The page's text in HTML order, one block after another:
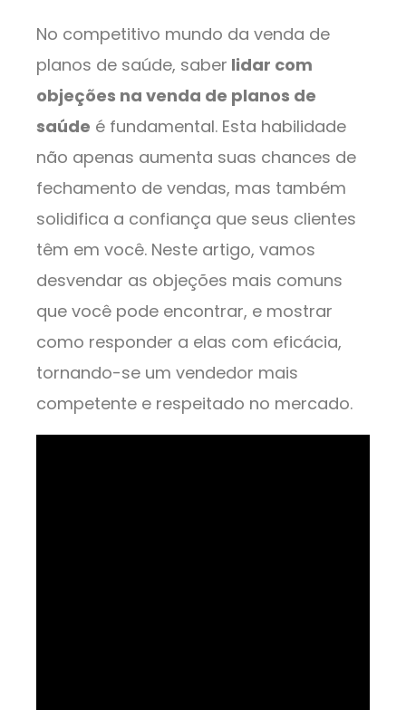
No competitivo mundo da venda de
planos de saúde, saber lidar com
objeções na venda de planos de
saúde é fundamental. Esta habilidade
não apenas aumenta suas chances de
fechamento de vendas, mas também
solidifica a confiança que seus clientes
têm em você. Neste artigo, vamos
desvendar as objeções mais comuns
que você pode encontrar, e mostrar
como responder a elas com eficácia,
tornando-se um vendedor mais
competente e respeitado no mercado.